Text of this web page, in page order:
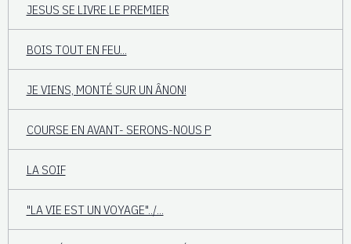
JESUS SE LIVRE LE PREMIER
BOIS TOUT EN FEU...
JE VIENS, MONTÉ SUR UN ÂNON!
COURSE EN AVANT- SERONS-NOUS P
LA SOIF
"LA VIE EST UN VOYAGE"../...